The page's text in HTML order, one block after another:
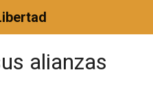
alianzas